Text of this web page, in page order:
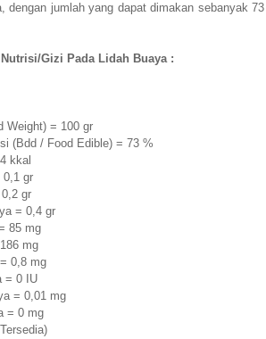
dengan jumlah yang dapat dimakan sebanyak 73
Gizi Pada Lidah Buaya :
Weight) = 100 gr
(Bdd / Food Edible) = 73 %
kkal
0,1 gr
gr
= 0,4 gr
85 mg
mg
0,8 mg
= 0 IU
= 0,01 mg
= 0 mg